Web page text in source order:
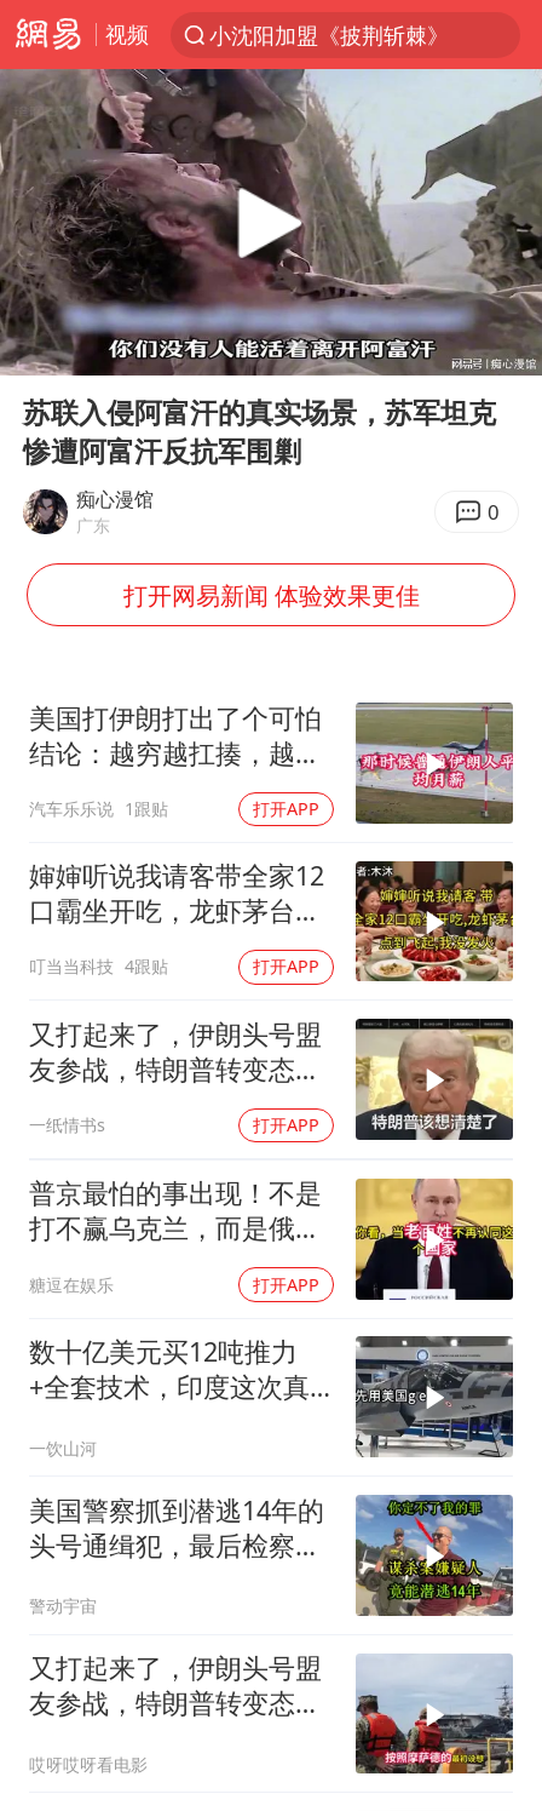
视频
小沈阳加盟《披荆斩棘》
台风“白海豚”登陆 各地各部门全力应对
白海豚雨量超越利奇马、巴威
人形机器人第一股
多地银行上调存款利率
上海地铁4条线路全线停运
白海豚路径图
宇树申购 中一签有望赚20万元
NBA传奇教练老尼尔森去世
武汉3名城管协管员殴打摊主被刑拘
4.2平卫生间补漏注胶花1.55万
律师谈贾冰私人饭局被偷拍
男子结婚8年3个女儿都不是亲生
面对面丨蔡磊：与渐冻症抗争 纵使不敌 也不屈服
手机真会“偷听”我们说话吗
梅婷12岁女儿百花奖发言
加沙约14万栋建筑被完全摧毁
Play
00:00 07:18
苏联入侵阿富汗的真实场景，苏军坦克
惨遭阿富汗反抗军围剿
痴心漫馆
广东 0
打开网易新闻 体验效果更佳
美国打伊朗打出了个可怕
结论：越穷越扛揍，越富
汽车乐乐说 1跟贴 打开APP
婶婶听说我请客带全家12
口霸坐开吃，龙虾茅台点
叮当当科技 4跟贴 打开APP
又打起来了，伊朗头号盟
友参战，特朗普转变态
度，英法德俄选边站
一纸情书s 打开APP
普京最怕的事出现！不是
打不赢乌克兰，而是俄罗
糖逗在娱乐 打开APP
数十亿美元买12吨推力
+全套技术，印度这次真
一饮山河
美国警察抓到潜逃14年的
头号通缉犯，最后检察官
警动宇宙
又打起来了，伊朗头号盟
友参战，特朗普转变态
哎呀哎呀看电影